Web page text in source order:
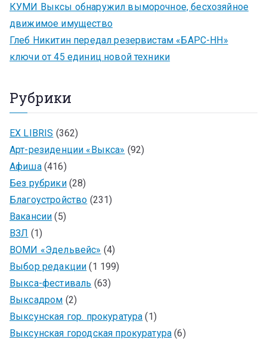
КУМИ Выксы обнаружил выморочное, бесхозяйное
движимое имущество
Глеб Никитин передал резервистам «БАРС-НН»
ключи от 45 единиц новой техники
Рубрики
EX LIBRIS (362)
Арт-резиденции «Выкса» (92)
Афиша(416)
Без рубрики(28)
Благоустройство (231)
Вакансии (5)
ВЗЛ (1)
ВОМИ «Эдельвейс» (4)
Выбор редакции (1 199)
Выкса-фестиваль (63)
Выксадром (2)
Выксунская гор. прокуратура (1)
Выксунская городская прокуратура (6)